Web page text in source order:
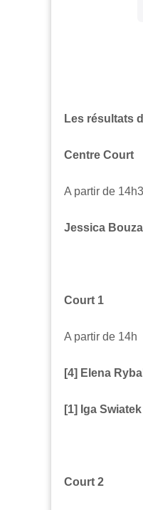
Les résultats
Centre Court
A partir de
Jessica
Court 1
A partir de 14h
[4] Elena
[1] Iga
Court 2